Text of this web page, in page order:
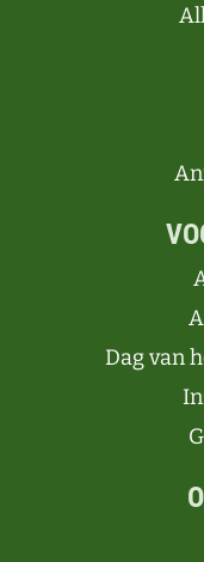
Dag van